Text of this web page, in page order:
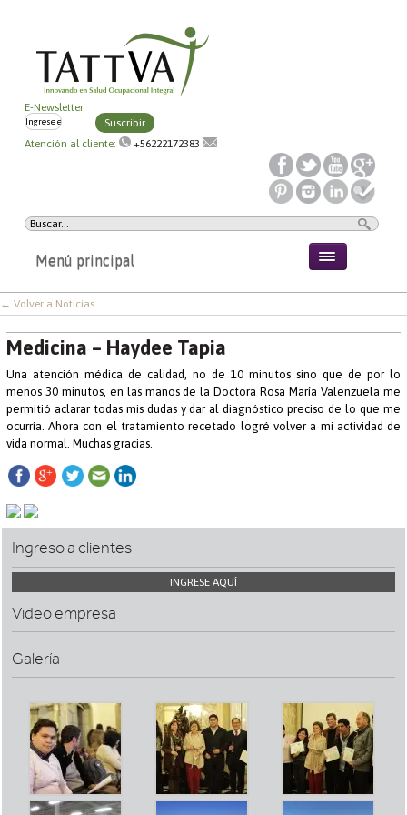
E-Newsletter
Suscribir
Atención al cliente:
+56222172383
Menú principal
← Volver a Noticias
Medicina – Haydee Tapia
Una atención médica de calidad, no de 10 minutos sino que de por lo
menos 30 minutos, en las manos de la Doctora Rosa María Valenzuela me
permitió aclarar todas mis dudas y dar al diagnóstico preciso de lo que me
ocurría. Ahora con el tratamiento recetado logré volver a mi actividad de
vida normal. Muchas gracias.
Ingreso a clientes
INGRESE AQUÍ
Video empresa
Galería